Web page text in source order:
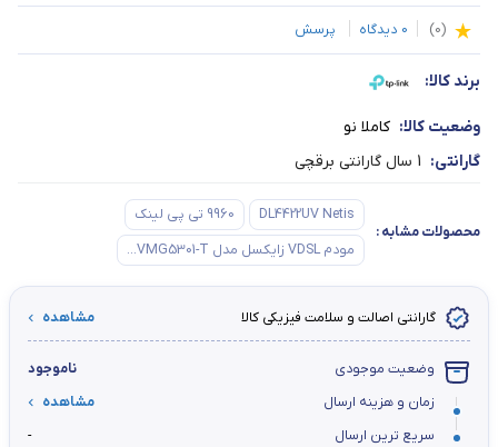
(
0
)
0 دیدگاه پرسش
برند کالا:
وضعیت کالا: کاملا نو
گارانتی: 1 سال گارانتی برقچی
محصولات مشابه:
DL4422UV Netis
9960 تی پی لینک
مودم VDSL زایکسل مدل VMG5301-T...
گارانتی اصالت و سلامت فیزیکی کالا مشاهده
وضعیت موجودی
ناموجود
زمان و هزینه ارسال
مشاهده
سریع ترین ارسال
-